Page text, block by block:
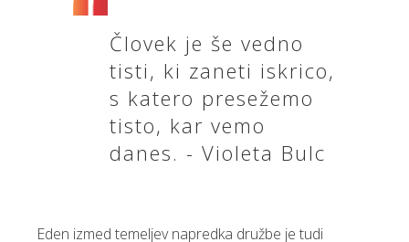
Človek je še vedno
tisti, ki zaneti iskrico,
s katero presežemo
tisto, kar vemo
danes. - Violeta Bulc
Eden izmed temeljev napredka družbe je tudi